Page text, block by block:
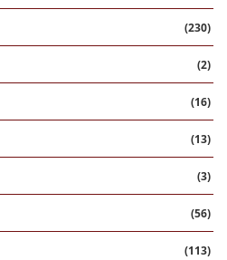
(230)
(2)
(16)
(13)
(3)
(56)
(113)